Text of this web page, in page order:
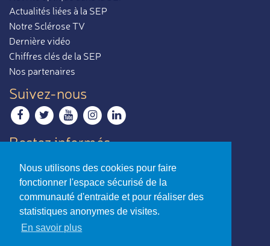
Nous utilisons des cookies pour faire
fonctionner l'espace sécurisé de la
communauté d'entraide et pour réaliser des
statistiques anonymes de visites.
En savoir plus
Actualités liées à la SEP
Notre Sclérose TV
Dernière vidéo
Chiffres clés de la SEP
Nos partenaires
Suivez-nous
Restez informés
Contactez-nous
Envoyer un e-mail
La sclérose en plaques,
par ceux qui en parlent le mieux.